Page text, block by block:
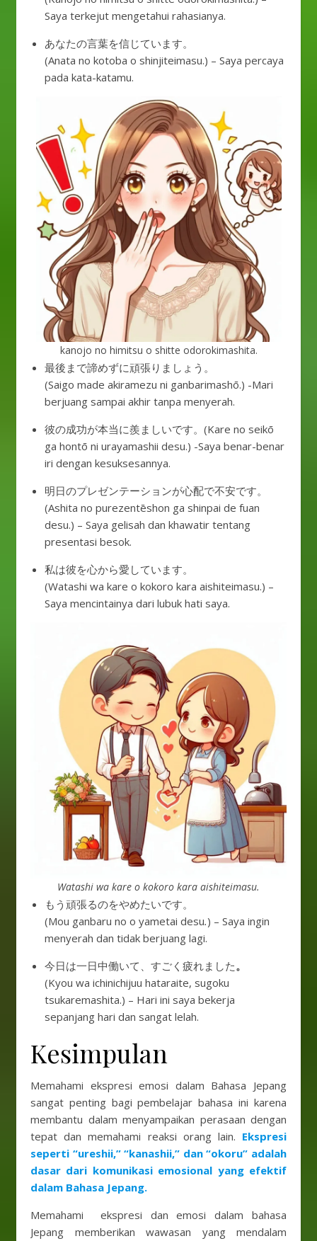
Saya terkejut mengetahui rahasianya.
あなたの言葉を信じています。
(Anata no kotoba o shinjiteimasu.) – Saya percaya
pada kata-katamu.
kanojo no himitsu o shitte odorokimashita.
最後まで諦めずに頑張りましょう。
(Saigo made akiramezu ni ganbarimashō.) -Mari
berjuang sampai akhir tanpa menyerah.
彼の成功が本当に羨ましいです。(Kare no seikō
ga hontō ni urayamashii desu.) -Saya benar-benar
iri dengan kesuksesannya.
明日のプレゼンテーションが心配で不安です。
(Ashita no purezentēshon ga shinpai de fuan
desu.) – Saya gelisah dan khawatir tentang
presentasi besok.
私は彼を心から愛しています。
(Watashi wa kare o kokoro kara aishiteimasu.) –
Saya mencintainya dari lubuk hati saya.
Watashi wa kare o kokoro kara aishiteimasu.
もう頑張るのをやめたいです。
(Mou ganbaru no o yametai desu.) – Saya ingin
menyerah dan tidak berjuang lagi.
今日は一日中働いて、すごく疲れました。
(Kyou wa ichinichijuu hataraite, sugoku
tsukaremashita.) – Hari ini saya bekerja
sepanjang hari dan sangat lelah.
Kesimpulan
Memahami ekspresi emosi dalam Bahasa Jepang
sangat penting bagi pembelajar bahasa ini karena
membantu dalam menyampaikan perasaan dengan
tepat dan memahami reaksi orang lain. Ekspresi
seperti “ureshii,” “kanashii,” dan “okoru” adalah
dasar dari komunikasi emosional yang efektif
dalam Bahasa Jepang.
Memahami ekspresi dan emosi dalam bahasa
Jepang memberikan wawasan yang mendalam